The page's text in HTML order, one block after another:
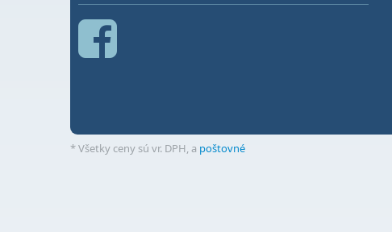
* Všetky ceny sú vr. DPH, a poštovné